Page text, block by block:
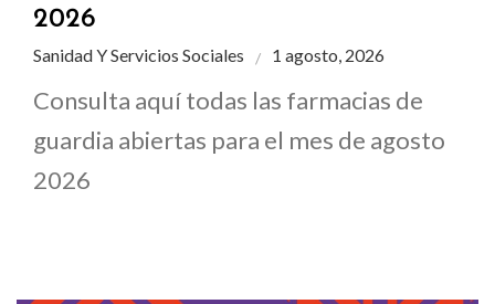
2026
Sanidad Y Servicios Sociales 1 agosto, 2026
Consulta aquí todas las farmacias de
guardia abiertas para el mes de agosto
2026